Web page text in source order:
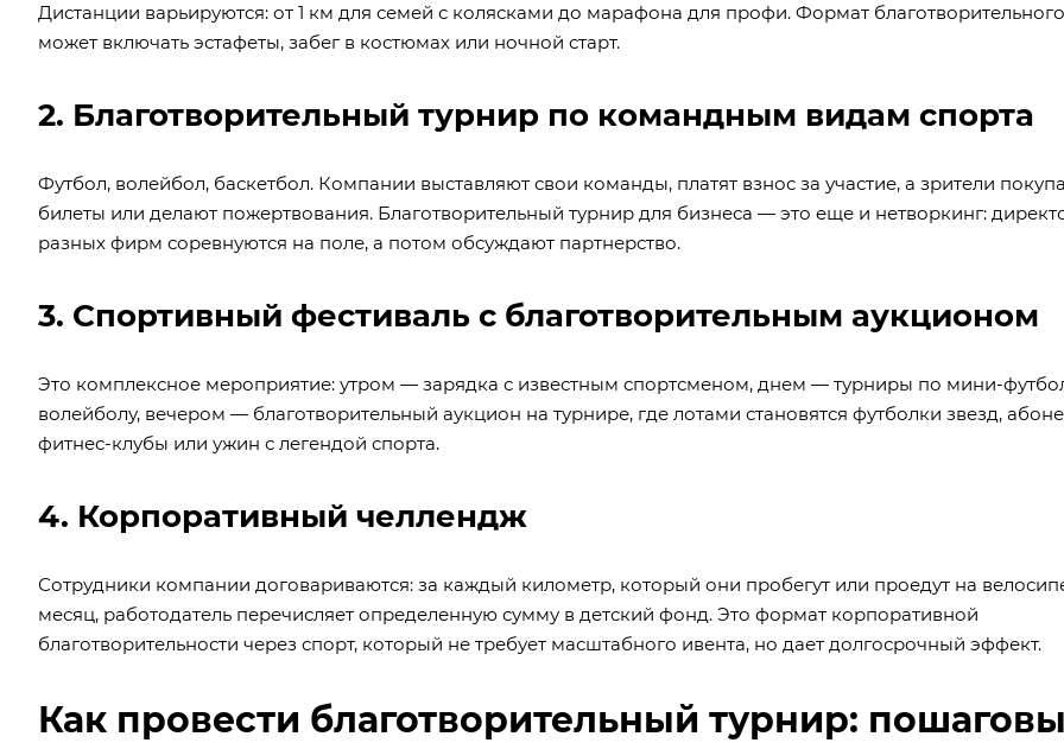
Дистанции варьируются: от 1 км для семей с колясками до марафона для профи. Формат
может включать эстафеты, забег в костюмах или ночной старт.
2. Благотворительный турнир по командным видам спорта
Футбол, волейбол, баскетбол. Компании выставляют свои команды, платят взнос за участие, а зрители
билеты или делают пожертвования. Благотворительный турнир для бизнеса — это еще и нетворкинг:
разных фирм соревнуются на поле, а потом обсуждают партнерство.
3. Спортивный фестиваль с благотворительным аукционом
Это комплексное мероприятие: утром — зарядка с известным спортсменом, днем — турниры по мини-
волейболу, вечером — благотворительный аукцион на турнире, где лотами становятся футболки звезд,
фитнес-клубы или ужин с легендой спорта.
4. Корпоративный челлендж
Сотрудники компании договариваются: за каждый километр, который они пробегут или проедут на
месяц, работодатель перечисляет определенную сумму в детский фонд. Это формат корпоративной
благотворительности через спорт, который не требует масштабного ивента, но дает долгосрочный эффект.
Как провести благотворительный турнир: